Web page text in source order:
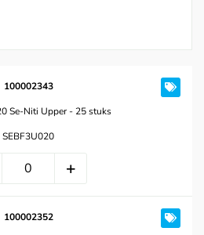
100002343
Se-Niti Upper - 25 stuks
SEBF3U020
100002352